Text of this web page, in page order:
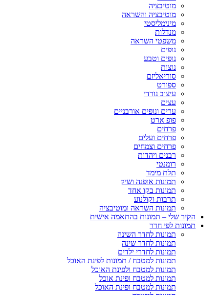
מוטיבציה
מוטיבציה והשראה
מינימליסטי
מנדלות
משפטי השראה
נופים
נופים וטבע
נוצות
סוריאליזם
ספורט
עיצוב נורדי
עצים
ערים ונופים אורבניים
פופ ארט
פרחים
פרחים ועלים
פרחים וצמחים
רבנים ויהדות
רומנטי
תלת מימד
תמונות אופנה ושיק
תמונות בקו אחד
תרבות וקולנוע
תמונות השראה ומוטיבציה
הקיר שלי – תמונות בהתאמה אישית
תמונות לפי חדר
תמונות לחדר השינה
תמונות לחדר שינה
תמונות לחדרי ילדים
תמונות למטבח / תמונות לפינת האוכל
תמונות למטבח ולפינת האוכל
תמונות למטבח ופינת אוכל
תמונות למטבח ופינת האוכל